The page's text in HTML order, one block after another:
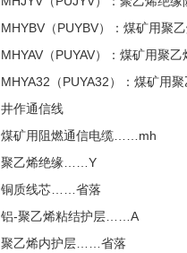
MHYBV（PUYBV）：煤矿用聚
MHYAV（PUYAV）：煤矿用聚
MHYA32（PUYA32）：煤矿用
井作通信线
煤矿用阻燃通信电缆……mh
聚乙烯绝缘……Y
铜质线芯……省落
铝-聚乙烯粘结护层……A
聚乙烯内护层……省落